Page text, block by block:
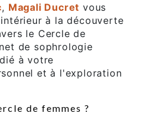
, Magali Ducret vous
à la découverte
le Cercle de
de sophrologie
à votre
et à l'exploration
de femmes ?